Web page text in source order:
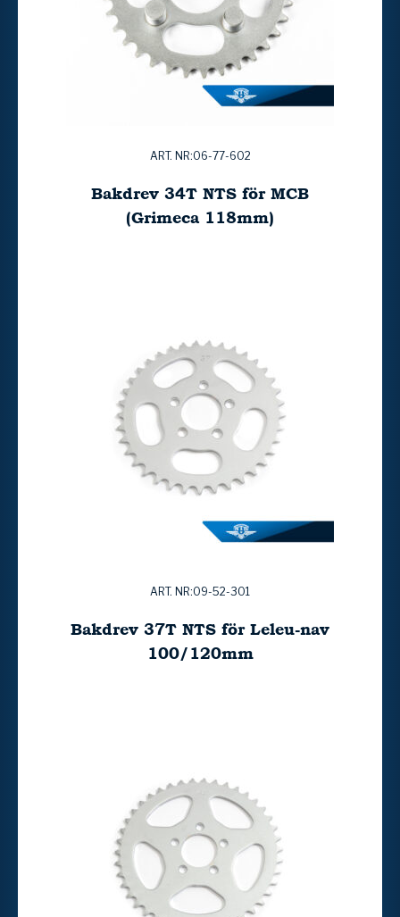
ART. NR:06-77-602
Bakdrev 34T NTS för MCB
(Grimeca 118mm)
ART. NR:09-52-301
Bakdrev 37T NTS för Leleu-nav
100/120mm